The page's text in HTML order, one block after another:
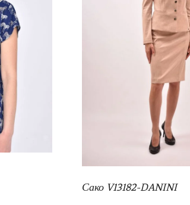
Сако V13182-DANINI